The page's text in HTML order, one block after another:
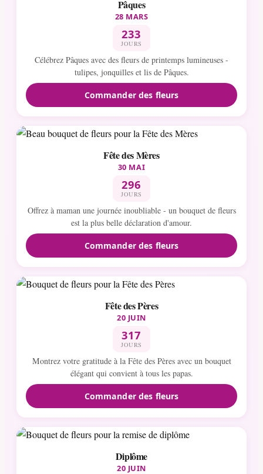
Pâques
28 MARS
233
JOURS
Célébrez Pâques avec des fleurs de printemps lumineuses -
tulipes, jonquilles et lis de Pâques.
Commander des fleurs
Fête des Mères
30 MAI
296
JOURS
Offrez à maman une journée inoubliable - un bouquet de fleurs
est la plus belle déclaration d'amour.
Commander des fleurs
Fête des Pères
20 JUIN
317
JOURS
Montrez votre gratitude à la Fête des Pères avec un bouquet
élégant qui convient à tous les papas.
Commander des fleurs
Diplôme
20 JUIN